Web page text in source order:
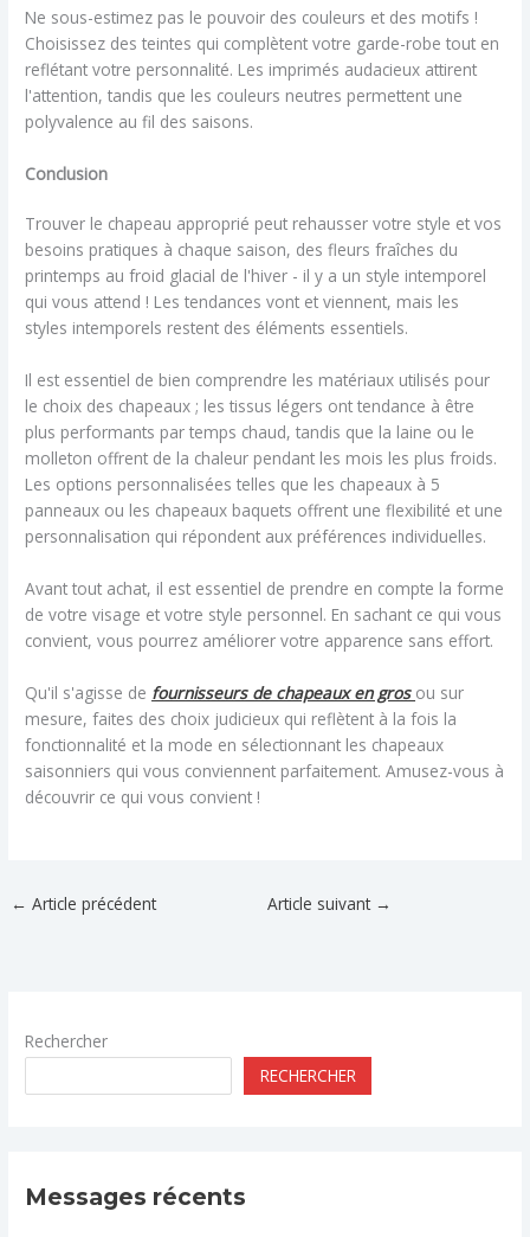
Ne sous-estimez pas le pouvoir des couleurs et des motifs !
Choisissez des teintes qui complètent votre garde-robe tout en
reflétant votre personnalité. Les imprimés audacieux attirent
l'attention, tandis que les couleurs neutres permettent une
polyvalence au fil des saisons.
Conclusion
Trouver le chapeau approprié peut rehausser votre style et vos
besoins pratiques à chaque saison, des fleurs fraîches du
printemps au froid glacial de l'hiver - il y a un style intemporel
qui vous attend ! Les tendances vont et viennent, mais les
styles intemporels restent des éléments essentiels.
Il est essentiel de bien comprendre les matériaux utilisés pour
le choix des chapeaux ; les tissus légers ont tendance à être
plus performants par temps chaud, tandis que la laine ou le
molleton offrent de la chaleur pendant les mois les plus froids.
Les options personnalisées telles que les chapeaux à 5
panneaux ou les chapeaux baquets offrent une flexibilité et une
personnalisation qui répondent aux préférences individuelles.
Avant tout achat, il est essentiel de prendre en compte la forme
de votre visage et votre style personnel. En sachant ce qui vous
convient, vous pourrez améliorer votre apparence sans effort.
Qu'il s'agisse de fournisseurs de chapeaux en gros ou sur
mesure, faites des choix judicieux qui reflètent à la fois la
fonctionnalité et la mode en sélectionnant les chapeaux
saisonniers qui vous conviennent parfaitement. Amusez-vous à
découvrir ce qui vous convient !
← Article précédent Article suivant →
Rechercher
RECHERCHER
Messages récents